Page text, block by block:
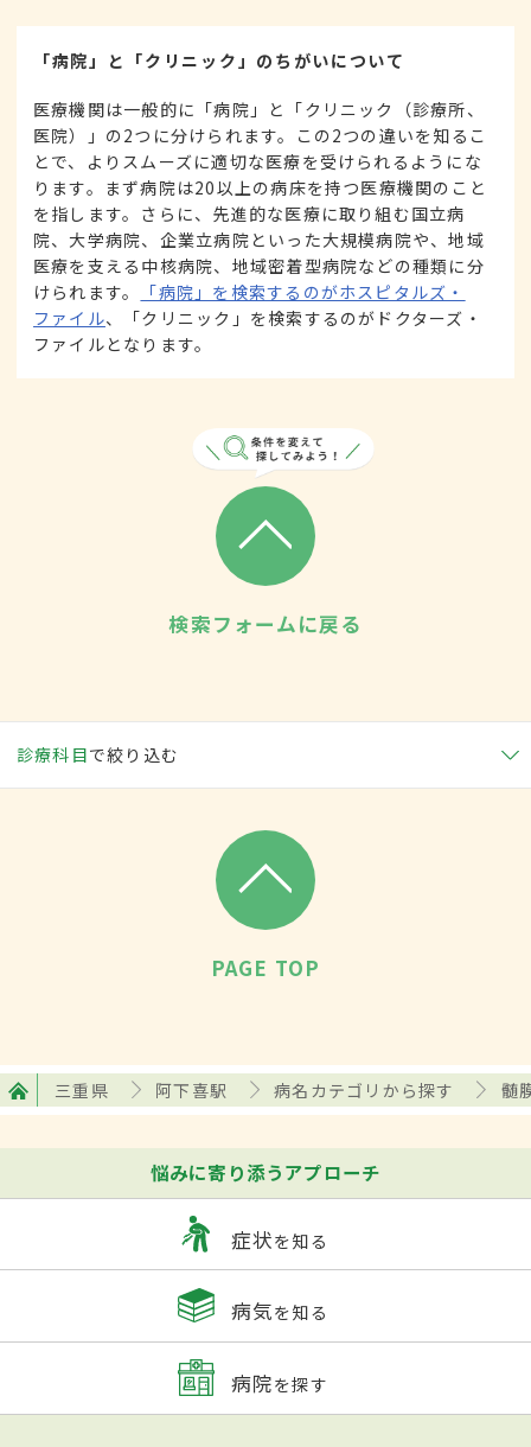
「病院」と「クリニック」のちがいについて
医療機関は一般的に「病院」と「クリニック（診療所、
医院）」の2つに分けられます。この2つの違いを知るこ
とで、よりスムーズに適切な医療を受けられるようにな
ります。まず病院は20以上の病床を持つ医療機関のこと
を指します。さらに、先進的な医療に取り組む国立病
院、大学病院、企業立病院といった大規模病院や、地域
医療を支える中核病院、地域密着型病院などの種類に分
けられます。
「病院」を検索するのがホスピタルズ・
ファイル、「クリニック」を検索するのがドクターズ・
ファイルとなります。
検索フォームに戻る
診療科目で絞り込む
PAGE TOP
三重県 阿下喜駅 病名カテゴリから探す 髄
悩みに寄り添うアプローチ
症状を知る
病気を知る
病院を探す